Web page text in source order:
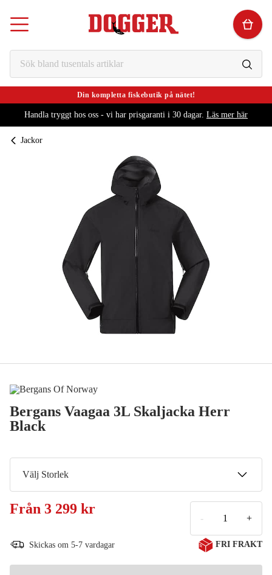
Din kompletta fiskebutik på nätet!
Handla tryggt hos oss - vi har prisgaranti i 30 dagar. Läs mer här
Jackor
Bergans Vaagaa 3L Skaljacka Herr
Black
Välj Storlek
S
3 299 kr
3 299 kr
Från 3 299 kr
- +
Skickas om 5-7 vardagar FRI FRAKT